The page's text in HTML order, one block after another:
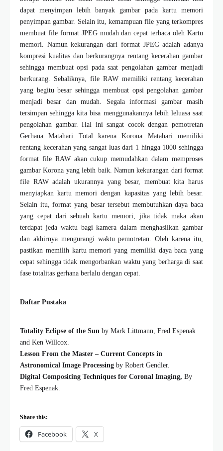
dapat menyimpan lebih banyak gambar pada kartu memori
penyimpan gambar. Selain itu, kemampuan file yang terkompres
membuat file format JPEG mudah dan cepat terbaca oleh Kartu
memori. Namun kekurangan dari format JPEG adalah adanya
kompresi kualitas dan berkurangnya rentang kecerahan gambar
sehingga membuat opsi pada saat pengolahan gambar menjadi
berkurang. Sebaliknya, file RAW memiliki rentang kecerahan
yang begitu besar sehingga membuat opsi pengolahan gambar
menjadi besar dan mudah. Segala informasi gambar masih
tersimpan sehingga kita bisa menggunakannya lebih leluasa saat
pengolahan gambar. Hal ini sangat cocok dengan pemotretan
Gerhana Matahari Total karena Korona Matahari memiliki
rentang kecerahan yang sangat luas dari 1 hingga 1000 sehingga
format file RAW akan cukup memudahkan dalam memproses
gambar Korona yang lebih baik. Namun kekurangan dari format
file RAW adalah ukurannya yang besar, membuat kita harus
menyiapkan kartu memori dengan kapasitas yang lebih besar.
Selain itu, format yang besar tersebut membutuhkan daya baca
yang cepat dari sebuah kartu memori, jika tidak maka akan
terdapat jeda waktu bagi kamera dalam menghasilkan gambar
dan akhirnya mengurangi waktu pemotretan. Oleh karena itu,
pastikan memilih kartu memori yang memiliki daya baca yang
cepat sehingga tidak mengorbankan waktu yang berharga di saat
fase totalitas gerhana berlalu dengan cepat.
Daftar Pustaka
Totality Eclipse of the Sun by Mark Littmann, Fred Espenak
and Ken Willcox.
Lesson From the Master – Current Concepts in
Astronomical Image Processing by Robert Gendler.
Digital Compositing Techniques for Coronal Imaging, By
Fred Espenak.
Share this:
Facebook X